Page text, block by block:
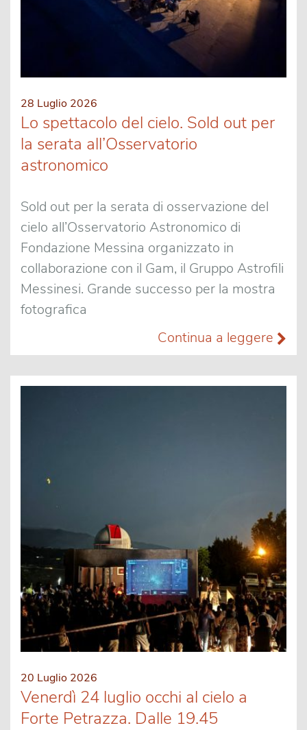
28 Luglio 2026
Lo spettacolo del cielo. Sold out per
la serata all’Osservatorio
astronomico
Sold out per la serata di osservazione del
cielo all’Osservatorio Astronomico di
Fondazione Messina organizzato in
collaborazione con il Gam, il Gruppo Astrofili
Messinesi. Grande successo per la mostra
fotografica
Continua a leggere
20 Luglio 2026
Venerdì 24 luglio occhi al cielo a
Forte Petrazza. Dalle 19.45